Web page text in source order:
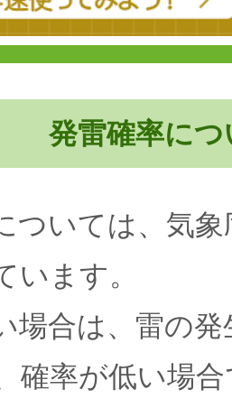
発雷確率につ
ついては、気
います。
場合は、雷の
確率が低い場